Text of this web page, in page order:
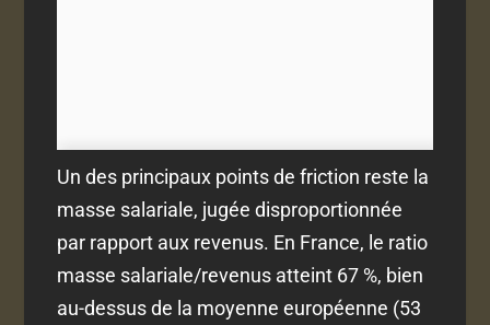
Un des principaux points de friction reste la
masse salariale, jugée disproportionnée
par rapport aux revenus. En France, le ratio
masse salariale/revenus atteint 67 %, bien
au-dessus de la moyenne européenne (53